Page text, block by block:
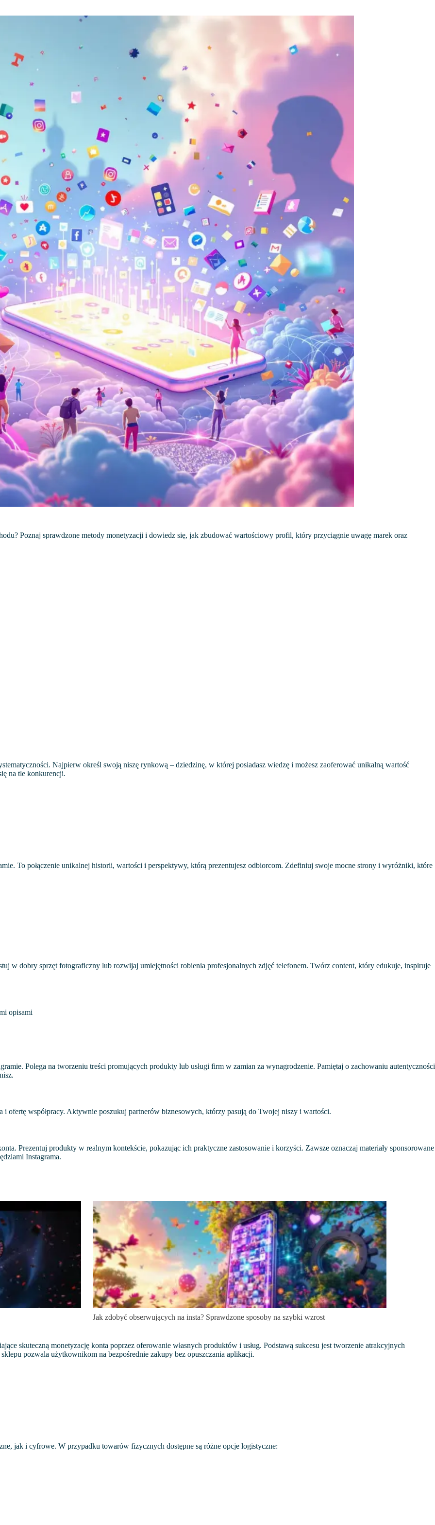
Poznaj sprawdzone metody monetyzacji i dowiedz się, jak zbudować wartościowy profil, który przyciągnie uwagę marek oraz
Najpierw określ swoją niszę rynkową – dziedzinę, w której posiadasz wiedzę i możesz zaoferować unikalną wartość
na tle konkurencji.
To połączenie unikalnej historii, wartości i perspektywy, którą prezentujesz odbiorcom. Zdefiniuj swoje mocne strony i wyróżniki, które
w dobry sprzęt fotograficzny lub rozwijaj umiejętności robienia profesjonalnych zdjęć telefonem. Twórz content, który edukuje, inspiruje
opisami
Polega na tworzeniu treści promujących produkty lub usługi firm w zamian za wynagrodzenie. Pamiętaj o zachowaniu autentyczności
ofertę współpracy. Aktywnie poszukuj partnerów biznesowych, którzy pasują do Twojej niszy i wartości.
Prezentuj produkty w realnym kontekście, pokazując ich praktyczne zastosowanie i korzyści. Zawsze oznaczaj materiały sponsorowane
Instagrama.
Jak zdobyć obserwujących na insta? Sprawdzone sposoby na szybki wzrost
skuteczną monetyzację konta poprzez oferowanie własnych produktów i usług. Podstawą sukcesu jest tworzenie atrakcyjnych
pozwala użytkownikom na bezpośrednie zakupy bez opuszczania aplikacji.
jak i cyfrowe. W przypadku towarów fizycznych dostępne są różne opcje logistyczne: